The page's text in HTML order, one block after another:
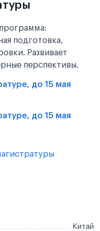
подготовка,
Развивает
перспективы.
до 15 мая
до 15 мая
Китай